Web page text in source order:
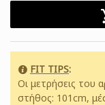
FIT TIPS:
Οι μετρήσεις του
στήθος: 101cm,